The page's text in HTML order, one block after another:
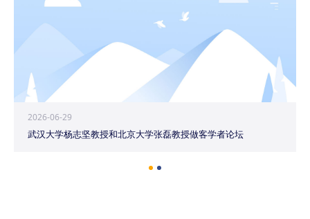
2026-06-29
武汉大学杨志坚教授和北京大学张磊教授做客学者论坛